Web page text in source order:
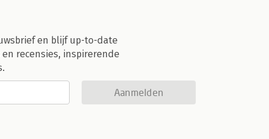
en blijf up-to-date
recensies, inspirerende
Aanmelden